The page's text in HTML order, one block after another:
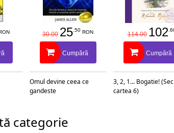
30.00 25 .50 RON
Cumpără
Omul devine ceea ce
gandeste
114.00 102
Cumpără
3, 2, 1... Bogatie!
cartea 6)
categorie